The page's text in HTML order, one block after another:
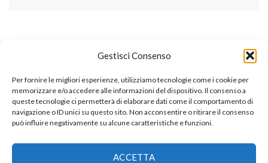
Gestisci Consenso
Per fornire le migliori esperienze, utilizziamo tecnologie come i cookie per
memorizzare e/o accedere alle informazioni del dispositivo. Il consenso a
queste tecnologie ci permetterà di elaborare dati come il comportamento di
navigazione o ID unici su questo sito. Non acconsentire o ritirare il consenso
può influire negativamente su alcune caratteristiche e funzioni.
ACCETTA